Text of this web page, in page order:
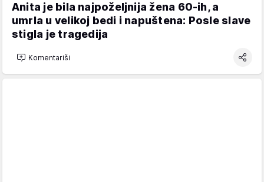
Anita je bila najpoželjnija žena 60-ih, a
umrla u velikoj bedi i napuštena: Posle slave
stigla je tragedija
Komentariši